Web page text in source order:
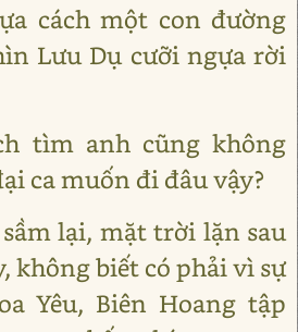
cách một con đường
Lưu Dụ cưỡi ngựa rời
tìm anh cũng không
ca muốn đi đâu vậy?
lại, mặt trời lặn sau
không biết có phải vì sự
Yêu, Biên Hoang tập